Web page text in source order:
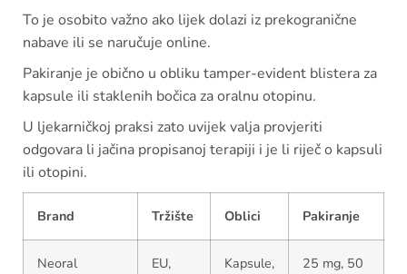
To je osobito važno ako lijek dolazi iz prekogranične
nabave ili se naručuje online.
Pakiranje je obično u obliku tamper-evident blistera za
kapsule ili staklenih bočica za oralnu otopinu.
U ljekarničkoj praksi zato uvijek valja provjeriti
odgovara li jačina propisanoj terapiji i je li riječ o kapsuli
ili otopini.
Brand Tržište Oblici Pakiranje
Neoral
EU,
Kapsule,
25 mg, 50